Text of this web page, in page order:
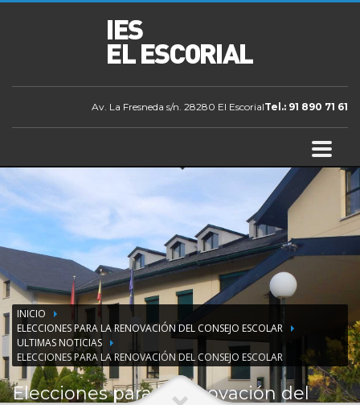
Av. La Fresneda s/n. 28280 El EscorialTel.: 91 890 71 61
INICIO
ELECCIONES PARA LA RENOVACIÓN DEL CONSEJO ESCOLAR
ULTIMAS NOTICIAS
ELECCIONES PARA LA RENOVACIÓN DEL CONSEJO ESCOLAR
Elecciones para la renovación del